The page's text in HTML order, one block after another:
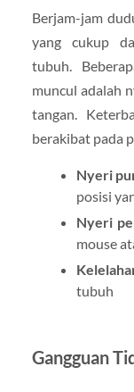
Berjam-jam
yang cukup
tubuh.
muncul adalah
tangan.
berakibat pada
Nyeri
posisi
Nyeri
mouse
tubuh
Gangguan